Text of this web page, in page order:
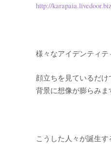
http://
様々なアイデンティテ
顔立ちを見ているだ
背景に想像が膨らみま
こうした人々が誕生す